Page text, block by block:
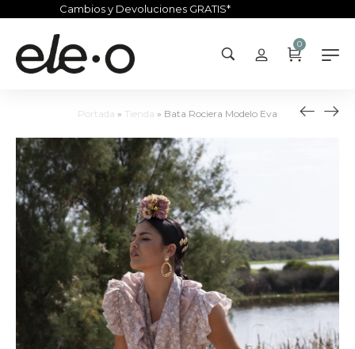
Cambios y Devoluciones GRATIS*
0
Portada » Tienda » Bata Rociera Modelo Eva